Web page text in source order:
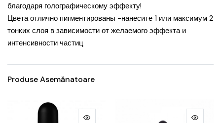
благодаря голографическому эффекту!
Цвета отлично пигментированы -нанесите 1 или максимум 2
тонких слоя в зависимости от желаемого эффекта и
интенсивности частиц
Produse Asemănatoare